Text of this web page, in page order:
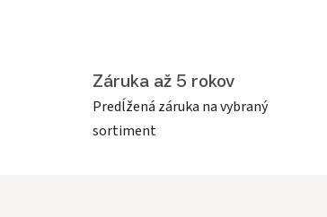
Záruka až 5 rokov
Predĺžená záruka na vybraný
sortiment